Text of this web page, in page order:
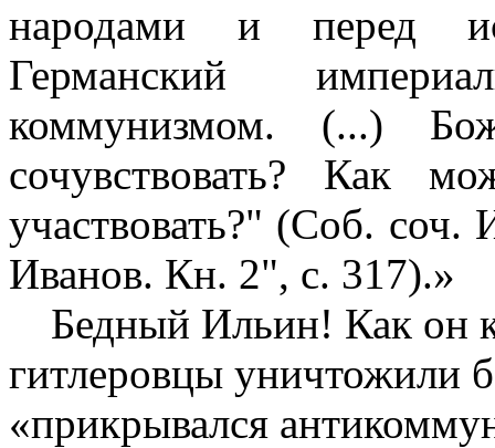
народами и перед
Германский
коммунизмом. (...)
сочувствовать? Как
участвовать?" (Соб.
Иванов. Кн. 2", с. 317).»
Бедный Ильин! Как он
гитлеровцы уничтожили
«прикрывался